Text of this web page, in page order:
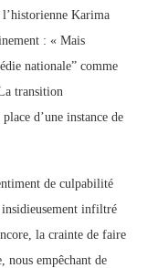
Karima
: « Mais
nationale” comme
transition
d’une instance de
de culpabilité
insidieusement infiltré
la crainte de faire
nous empêchant de